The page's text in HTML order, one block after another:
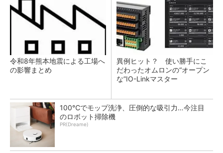
令和8年熊本地震による工場へ
の影響まとめ
異例ヒット？ 使い勝手にこ
だわったオムロンの“オープン
な”IO-Linkマスター
100℃でモップ洗浄、圧倒的な吸引力…今注目
のロボット掃除機
PR(Dreame)